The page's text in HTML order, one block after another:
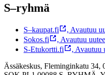
S–ryhmä
S–kaupat.fi , Avautuu
Sokos.fi
, Avautuu
S-Etukortti.fi
, Avautuu
Ässäkeskus, Fleminginkatu 34,